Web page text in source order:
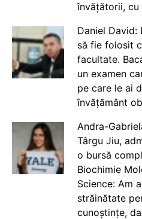
învățătorii, cu
Daniel David:
să fie folosit
facultate.
un examen
pe care le ai
învățământ
Andra-
Târgu Jiu,
o bursă
Biochimie
Science: Am
străinătate
cunoștințe,